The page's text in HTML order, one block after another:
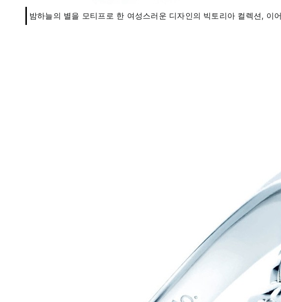
밤하늘의 별을 모티프로 한 여성스러운 디자인의 빅토리아 컬렉션, 이